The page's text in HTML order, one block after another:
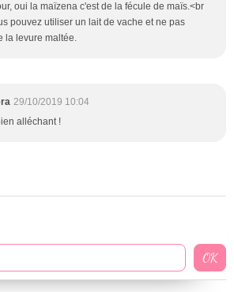
oui la maïzena c'est de la fécule de maïs.<br
pouvez utiliser un lait de vache et ne pas
la levure maltée.
29/10/2019 10:04
alléchant !